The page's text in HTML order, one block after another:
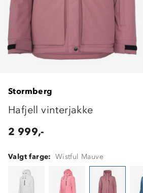
Stormberg
Hafjell vinterjakke
2 999,-
Valgt farge: Wistful Mauve